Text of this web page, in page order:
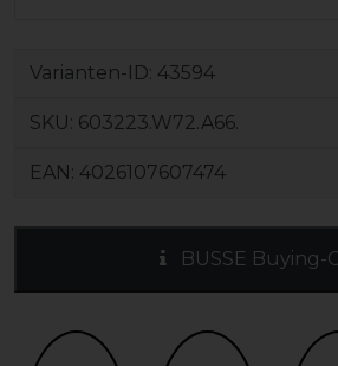
Varianten-ID: 43594
SKU: 603223.W72.A66.
EAN: 4026107607474
BUSSE Buying-